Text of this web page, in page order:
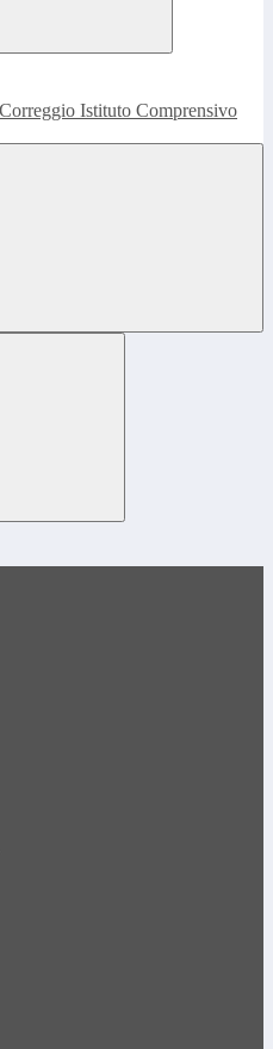
Istituto Comprensivo